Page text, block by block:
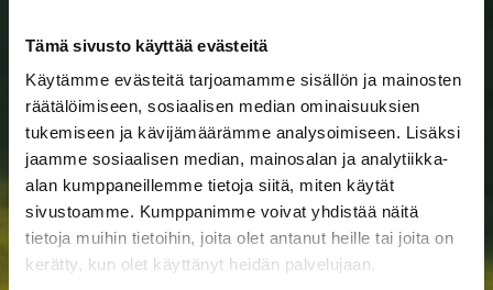
Tämä sivusto käyttää evästeitä
Käytämme evästeitä tarjoamamme sisällön ja mainosten
räätälöimiseen, sosiaalisen median ominaisuuksien
tukemiseen ja kävijämäärämme analysoimiseen. Lisäksi
jaamme sosiaalisen median, mainosalan ja analytiikka-
alan kumppaneillemme tietoja siitä, miten käytät
sivustoamme. Kumppanimme voivat yhdistää näitä
tietoja muihin tietoihin, joita olet antanut heille tai joita on
kerätty, kun olet käyttänyt heidän palvelujaan.